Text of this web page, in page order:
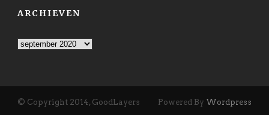
ARCHIEVEN
Archieven
© Copyright 2014, GoodLayers Powered By Wordpress